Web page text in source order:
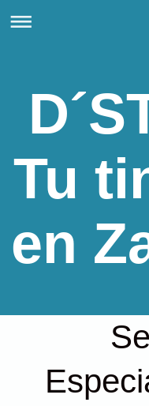
Tu
en